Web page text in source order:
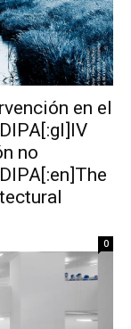
en el
no
0